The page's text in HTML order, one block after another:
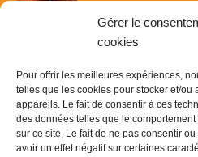
Gérer le
cookies
Pour offrir les meilleures expériences,
telles que les cookies pour stocker et/ou
appareils. Le fait de consentir à ces
des données telles que le
sur ce site. Le fait de ne pas consentir
avoir un effet négatif sur certaines